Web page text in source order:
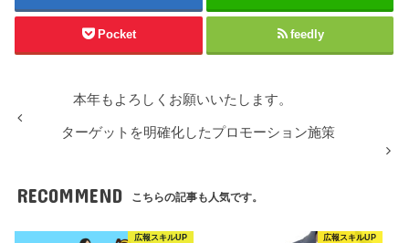
Pocket feedly
本年もよろしくお願いいたします。
ターゲットを明確化したプロモーション施策
RECOMMEND こちらの記事も人気です。
広報スキルUP 広報スキルUP